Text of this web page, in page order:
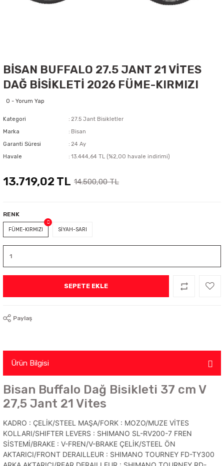
BİSAN BUFFALO 27.5 JANT 21 VİTES
DAĞ BİSİKLETİ 2026 FÜME-KIRMIZI
0 - Yorum Yap
Kategori
27.5 Jant Bisikletler
Marka
Bisan
Garanti Süresi
24 Ay
Havale
13.444,64 TL (%2,00 havale indirimi)
13.719,02 TL 14.500,00 TL
RENK
FÜME-KIRMIZI SİYAH-SARI
SEPETE EKLE
Paylaş
Ürün Bilgisi
Bisan Buffalo Dağ Bisikleti 37 cm V
27,5 Jant 21 Vites
KADRO : ÇELİK/STEEL MAŞA/FORK : MOZO/MUZE VİTES
KOLLARI/SHIFTER LEVERS : SHIMANO SL-RV200-7 FREN
SİSTEMİ/BRAKE : V-FREN/V-BRAKE ÇELİK/STEEL ÖN
AKTARICI/FRONT DERAILLEUR : SHIMANO TOURNEY FD-TY300